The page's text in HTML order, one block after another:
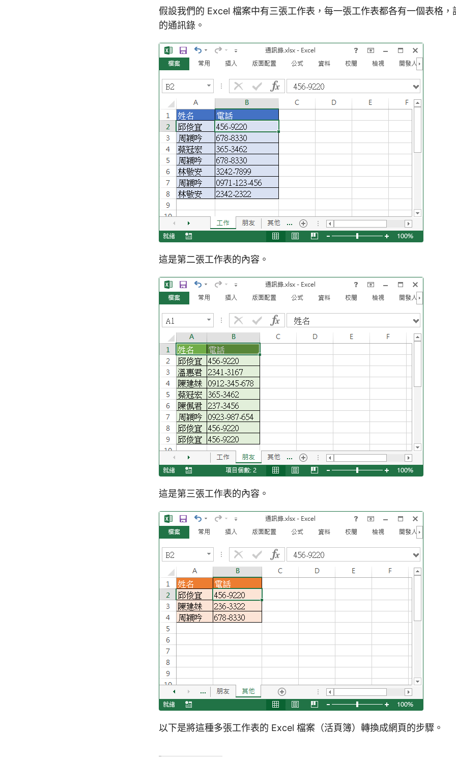
假設我們的 Excel 檔案中有三張工作表，每一張工作表都各有一個表格，
的通訊錄。
這是第二張工作表的內容。
這是第三張工作表的內容。
以下是將這種多張工作表的 Excel 檔案（活頁簿）轉換成網頁的步驟。